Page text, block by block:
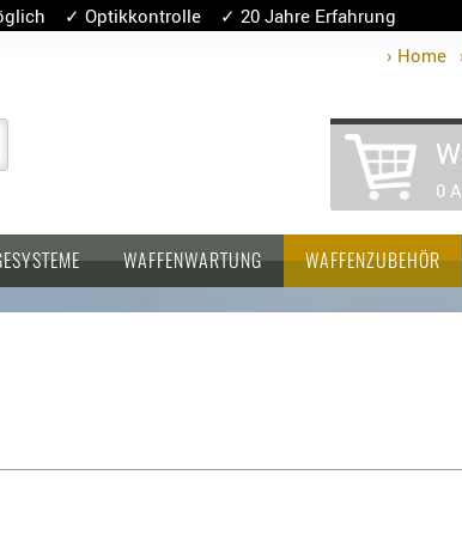
✓ Optikkontrolle ✓ 20 Jahre Erfahrung
› Home
0
WAFFENWARTUNG WAFFENZUBEHÖR